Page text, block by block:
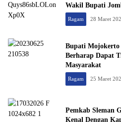
Wakil Bupati
Ragam 28 Maret
Bupati Mojokerto
Berharap Dapat
Masyarakat
Ragam 25 Maret
Pemkab Sleman
Kenal Dengan